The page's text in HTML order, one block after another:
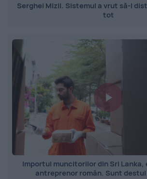
Serghei Mizil. Sistemul a vrut să-l
tot
Importul muncitorilor din Sri Lanka,
antreprenor român. Sunt